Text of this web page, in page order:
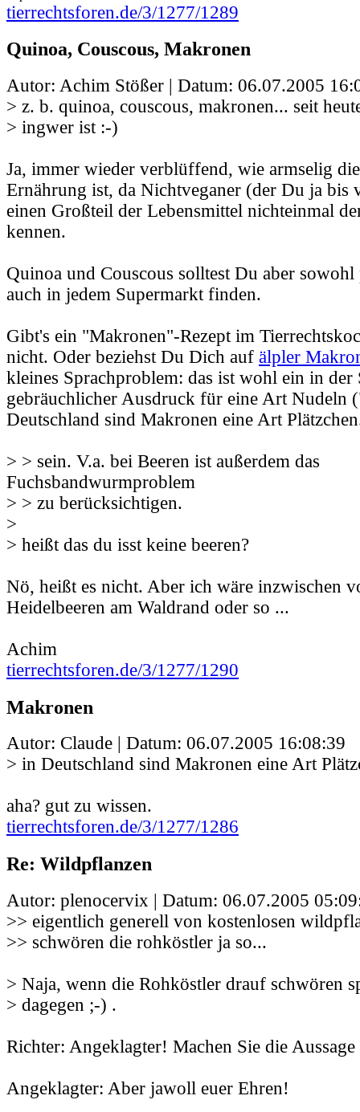
tierrechtsforen.de/3/1277/1289
Quinoa, Couscous, Makronen
Autor: Achim Stößer | Datum: 06.07.2005
> z. b. quinoa, couscous, makronen... seit
> ingwer ist :-)
Ja, immer wieder verblüffend, wie armselig
Ernährung ist, da Nichtveganer (der Du ja bis
einen Großteil der Lebensmittel nichteinmal
kennen.
Quinoa und Couscous solltest Du aber sowohl
auch in jedem Supermarkt finden.
Gibt's ein "Makronen"-Rezept im
nicht. Oder beziehst Du Dich auf älpler
kleines Sprachproblem: das ist wohl ein in der
gebräuchlicher Ausdruck für eine Art Nudeln
Deutschland sind Makronen eine Art
> > sein. V.a. bei Beeren ist außerdem das
Fuchsbandwurmproblem
> > zu berücksichtigen.
>
> heißt das du isst keine beeren?
Nö, heißt es nicht. Aber ich wäre inzwischen
Heidelbeeren am Waldrand oder so ...
Achim
tierrechtsforen.de/3/1277/1290
Makronen
Autor: Claude | Datum: 06.07.2005 16:08:39
> in Deutschland sind Makronen eine Art
aha? gut zu wissen.
tierrechtsforen.de/3/1277/1286
Re: Wildpflanzen
Autor: plenocervix | Datum: 06.07.2005
>> eigentlich generell von kostenlosen
>> schwören die rohköstler ja so...
> Naja, wenn die Rohköstler drauf schwören
> dagegen ;-) .
Richter: Angeklagter! Machen Sie die
Angeklagter: Aber jawoll euer Ehren!